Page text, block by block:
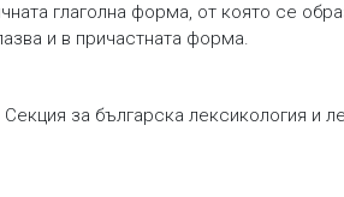
глаголна форма, от която се
и в причастната форма.
Секция за българска лексикология и